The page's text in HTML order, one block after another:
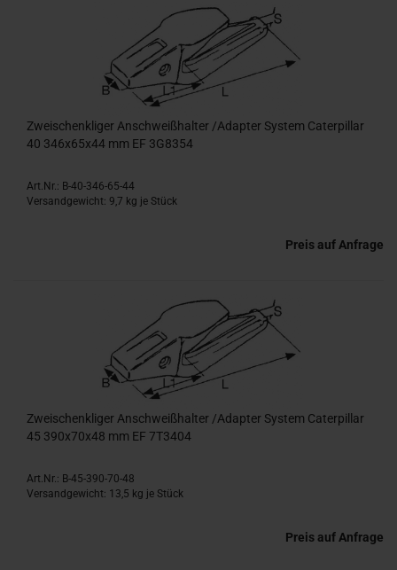
Zweischenkliger Anschweißhalter /Adapter System Caterpillar
40 346x65x44 mm EF 3G8354
Art.Nr.: B-40-346-65-44
Versandgewicht: 9,7 kg je Stück
Preis auf Anfrage
Zweischenkliger Anschweißhalter /Adapter System Caterpillar
45 390x70x48 mm EF 7T3404
Art.Nr.: B-45-390-70-48
Versandgewicht: 13,5 kg je Stück
Preis auf Anfrage